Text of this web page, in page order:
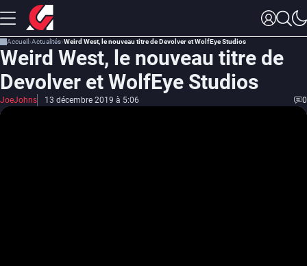
Accueil Actualités Weird West, le nouveau titre de Devolver et WolfEye Studios
Weird West, le nouveau titre de
Devolver et WolfEye Studios
JoeJohns 13 décembre 2019 à 5:06 0